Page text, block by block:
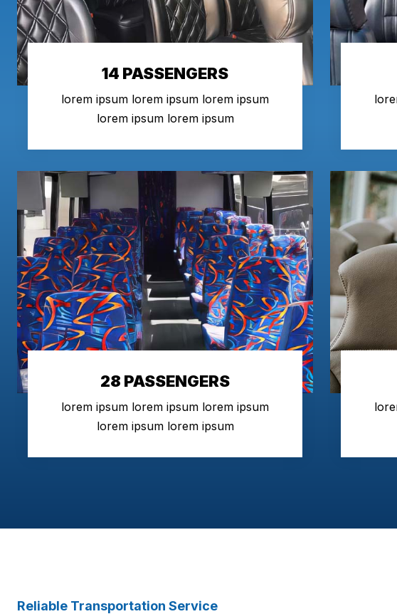
14 PASSENGERS
lorem ipsum lorem ipsum lorem ipsum
lorem ipsum lorem ipsum
28 PASSENGERS
lorem ipsum lorem ipsum lorem ipsum
lorem ipsum lorem ipsum
Reliable Transportation Service